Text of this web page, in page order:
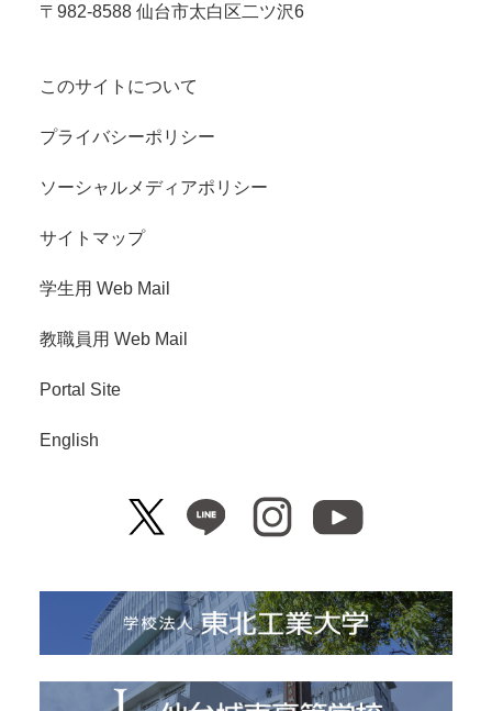
〒982-8588 仙台市太白区二ツ沢6
このサイトについて
プライバシーポリシー
ソーシャルメディアポリシー
サイトマップ
学生用 Web Mail
教職員用 Web Mail
Portal Site
English